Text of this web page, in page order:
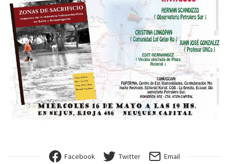
Facebook Twitter Email